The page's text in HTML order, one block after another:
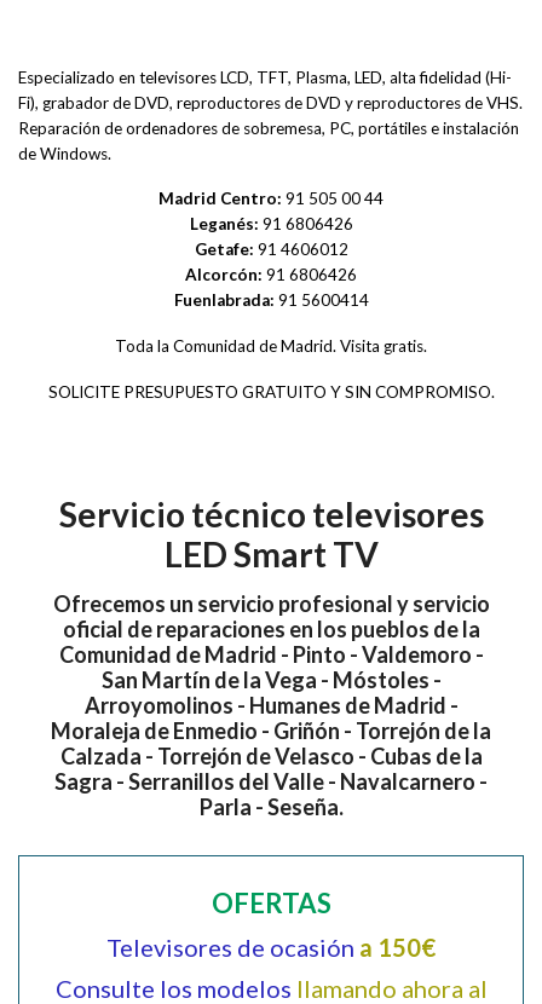
Especializado en televisores LCD, TFT, Plasma, LED, alta fidelidad (Hi-
Fi), grabador de DVD, reproductores de DVD y reproductores de VHS.
Reparación de ordenadores de sobremesa, PC, portátiles e instalación
de Windows.
Madrid Centro: 91 505 00 44
Leganés: 91 6806426
Getafe: 91 4606012
Alcorcón: 91 6806426
Fuenlabrada: 91 5600414
Toda la Comunidad de Madrid. Visita gratis.
SOLICITE PRESUPUESTO GRATUITO Y SIN COMPROMISO.
Servicio técnico televisores
LED Smart TV
Ofrecemos un servicio profesional y servicio
oficial de reparaciones en los pueblos de la
Comunidad de Madrid - Pinto - Valdemoro -
San Martín de la Vega - Móstoles -
Arroyomolinos - Humanes de Madrid -
Moraleja de Enmedio - Griñón - Torrejón de la
Calzada - Torrejón de Velasco - Cubas de la
Sagra - Serranillos del Valle - Navalcarnero -
Parla - Seseña.
OFERTAS
Televisores de ocasión a 150€
Consulte los modelos llamando ahora al